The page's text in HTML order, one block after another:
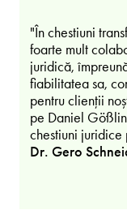
"În chestiuni
foarte mult
juridică,
fiabilitatea sa,
pentru clienții
pe Daniel
chestiuni
Dr. Gero